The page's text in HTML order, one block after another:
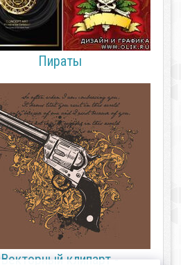
Пираты
Векторный клипарт -